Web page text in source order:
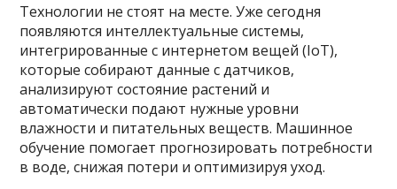
Технологии не стоят на месте. Уже сегодня
появляются интеллектуальные системы,
интегрированные с интернетом вещей (IoT),
которые собирают данные с датчиков,
анализируют состояние растений и
автоматически подают нужные уровни
влажности и питательных веществ. Машинное
обучение помогает прогнозировать потребности
в воде, снижая потери и оптимизируя уход.